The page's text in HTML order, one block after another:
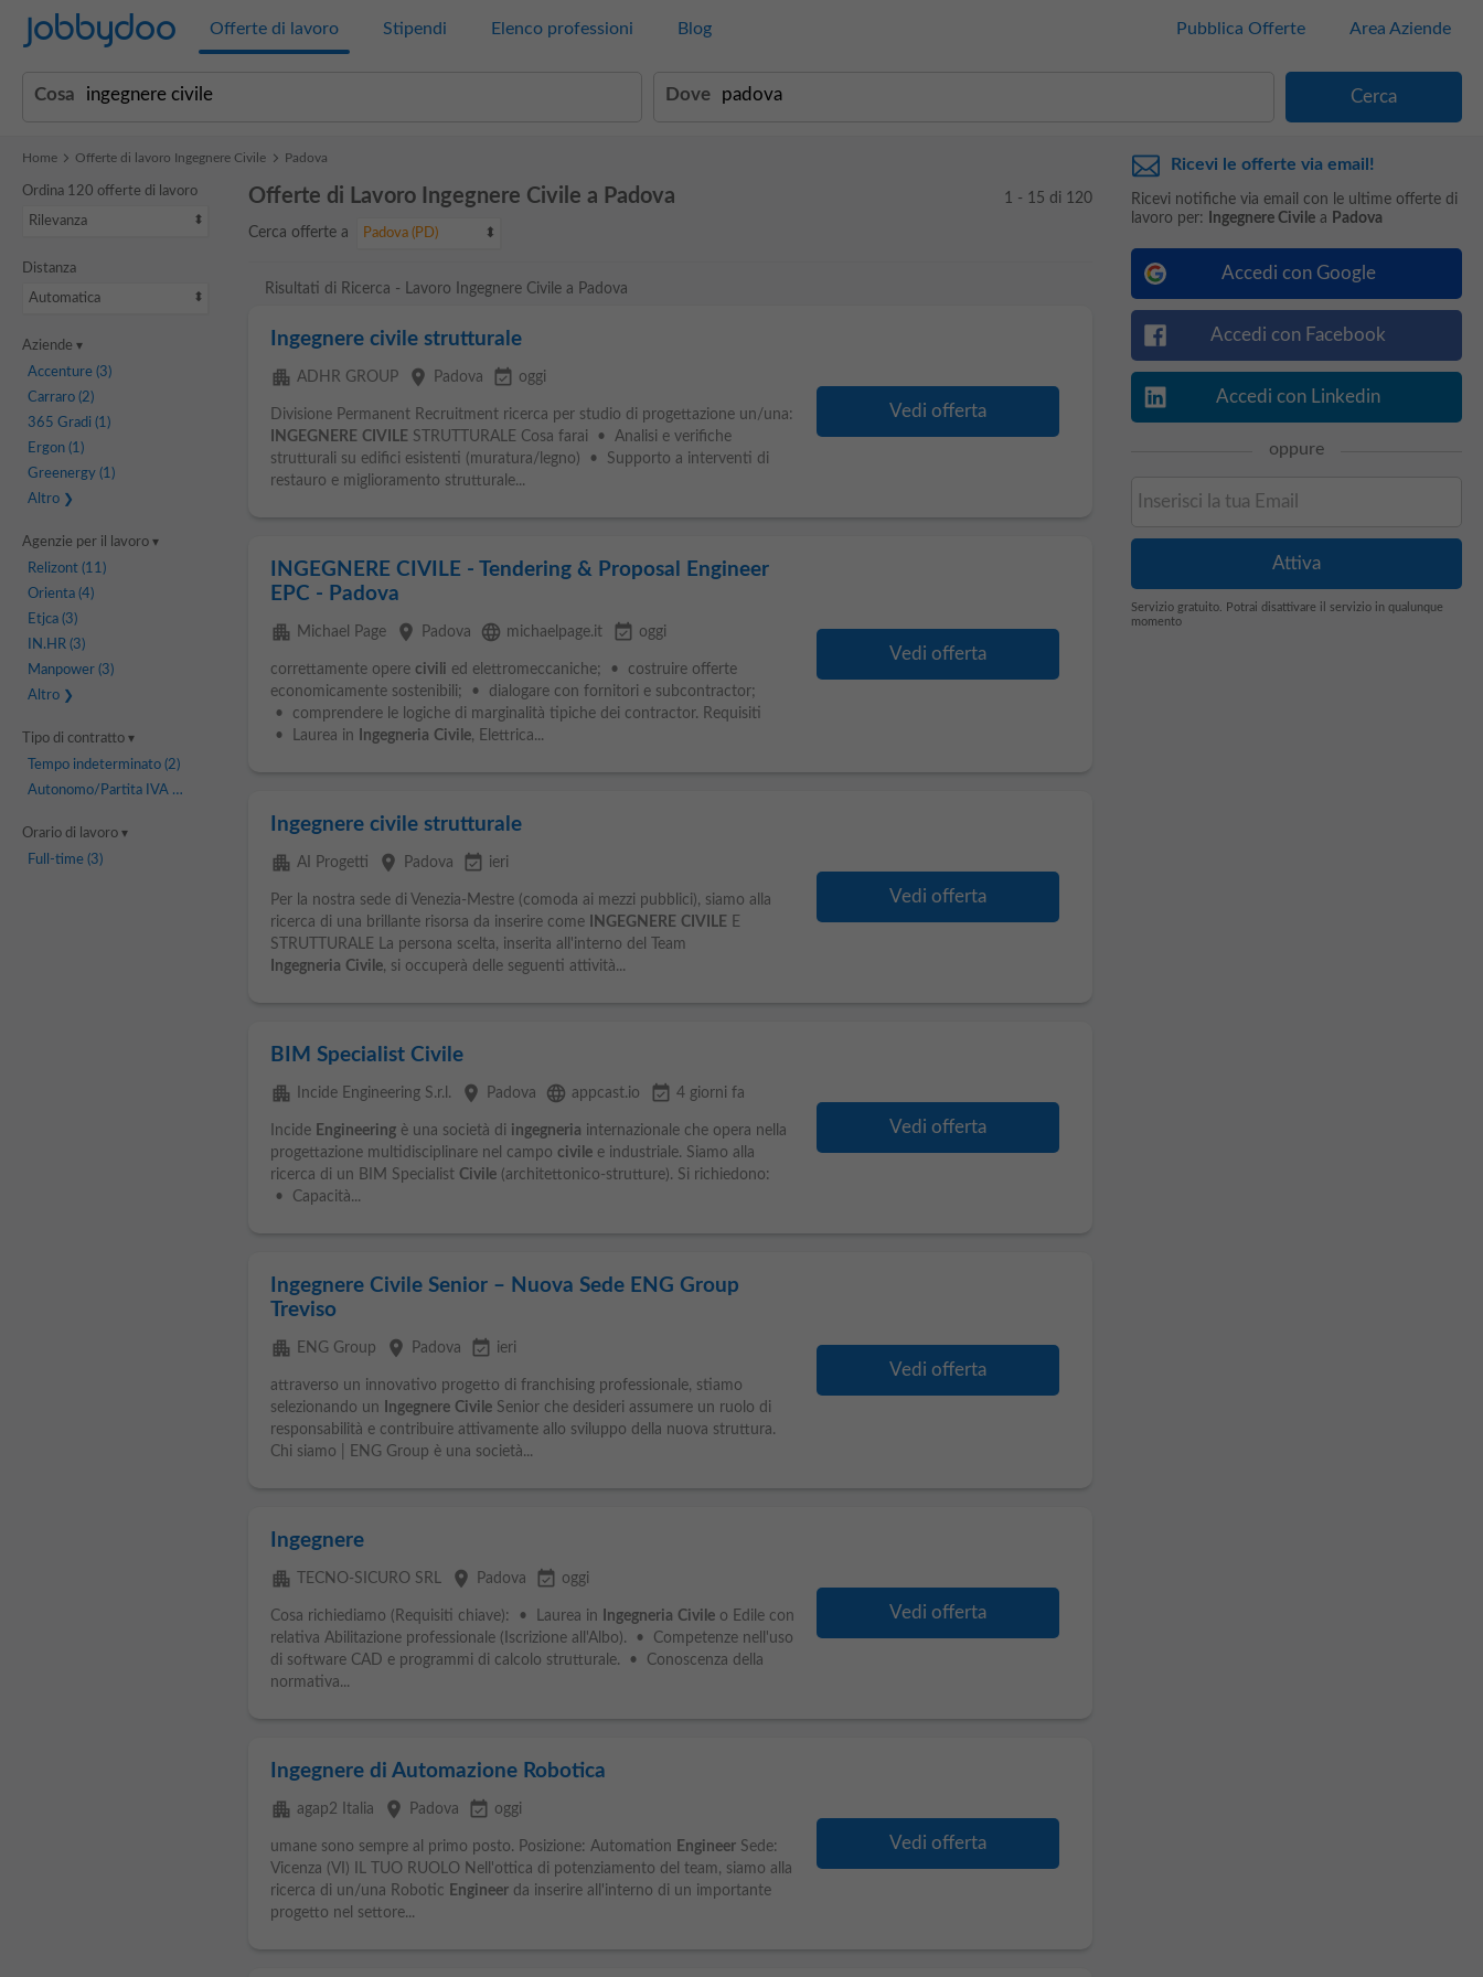
Jobbydoo Offerte di lavoro Stipendi Elenco professioni Blog Pubblica Offerte Area Aziende
Cosa Dove
Home Offerte di lavoro Ingegnere Civile Padova
Ordina 120 offerte di lavoro
Rilevanza
Distanza
Automatica
Aziende
Accenture(3)
Carraro(2)
365 Gradi (1)
Ergon(1)
Greenergy(1)
Altro
Agenzie per il lavoro
Relizont(11)
Orienta(4)
Etjca(3)
IN.HR(3)
Manpower(3)
Altro
Tipo di contratto
Tempo indeterminato(2)
Autonomo/Partita IVA(1)
Orario di lavoro
Full-time(3)
Offerte di Lavoro Ingegnere Civile a Padova
Cerca offerte a Padova (PD)
1 - 15 di 120
Risultati di Ricerca - Lavoro Ingegnere Civile a Padova
Ingegnere civile strutturale
apartment ADHR GROUP place Padova event_available oggi
Divisione Permanent Recruitment ricerca per studio di progettazione un/una:
INGEGNERE CIVILESTRUTTURALE Cosa farai • Analisi e verifiche
strutturali su edifici esistenti (muratura/legno) • Supporto a interventi di
restauro e miglioramento strutturale...
Vedi offerta
INGEGNERE CIVILE - Tendering & Proposal Engineer
EPC - Padova
apartment Michael Page place Padova language michaelpage.it event_available oggi
correttamente opere civili ed elettromeccaniche; • costruire offerte
economicamente sostenibili; • dialogare con fornitori e subcontractor;
• comprendere le logiche di marginalità tipiche dei contractor. Requisiti
• Laurea in
Ingegneria Civile, Elettrica...
Vedi offerta
Ingegnere civile strutturale
apartment AI Progetti place Padova event_available ieri
Per la nostra sede di Venezia-Mestre (comoda ai mezzi pubblici), siamo alla
ricerca di una brillante risorsa da inserire come
INGEGNERE CIVILEE
STRUTTURALE La persona scelta, inserita all'interno del Team
Ingegneria Civile, si occuperà delle seguenti attività...
Vedi offerta
BIM Specialist Civile
apartment Incide Engineering S.r.l. place Padova language appcast.io event_available 4 giorni fa
Incide Engineeringè una società di ingegneria internazionale che opera nella
progettazione multidisciplinare nel campo civilee industriale. Siamo alla
ricerca di un BIM Specialist Civile(architettonico-strutture). Si richiedono:
• Capacità...
Vedi offerta
Ingegnere Civile Senior – Nuova Sede ENG Group
Treviso
apartment ENG Group place Padova event_available ieri
attraverso un innovativo progetto di franchising professionale, stiamo
selezionando un
Ingegnere CivileSenior che desideri assumere un ruolo di
responsabilità e contribuire attivamente allo sviluppo della nuova struttura.
Chi siamo | ENG Group è una società...
Vedi offerta
Ingegnere
apartment TECNO-SICURO SRL place Padova event_available oggi
Cosa richiediamo (Requisiti chiave): • Laurea in Ingegneria Civileo Edile con
relativa Abilitazione professionale (Iscrizione all'Albo). • Competenze nell'uso
di software CAD e programmi di calcolo strutturale. • Conoscenza della
normativa...
Vedi offerta
Ingegnere di Automazione Robotica
apartment agap2 Italia place Padova event_available oggi
umane sono sempre al primo posto. Posizione: Automation EngineerSede:
Vicenza (VI) IL TUO RUOLO Nell'ottica di potenziamento del team, siamo alla
ricerca di un/una Robotic Engineerda inserire all'interno di un importante
progetto nel settore...
Vedi offerta
Ricevi le offerte via email!
Ricevi notifiche via email con le ultime offerte di
lavoro per:
Ingegnere Civilea Padova
Accedi con Google
Accedi con Facebook
Accedi con Linkedin
oppure
Servizio gratuito. Potrai disattivare il servizio in qualunque
momento